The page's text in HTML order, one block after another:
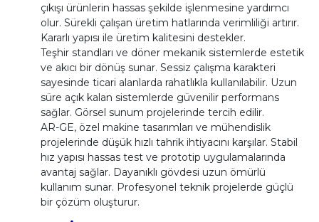
çıkışı ürünlerin hassas şekilde işlenmesine yardımcı
olur. Sürekli çalışan üretim hatlarında verimliliği artırır.
Kararlı yapısı ile üretim kalitesini destekler.
Teşhir standları ve döner mekanik sistemlerde estetik
ve akıcı bir dönüş sunar. Sessiz çalışma karakteri
sayesinde ticari alanlarda rahatlıkla kullanılabilir. Uzun
süre açık kalan sistemlerde güvenilir performans
sağlar. Görsel sunum projelerinde tercih edilir.
AR-GE, özel makine tasarımları ve mühendislik
projelerinde düşük hızlı tahrik ihtiyacını karşılar. Stabil
hız yapısı hassas test ve prototip uygulamalarında
avantaj sağlar. Dayanıklı gövdesi uzun ömürlü
kullanım sunar. Profesyonel teknik projelerde güçlü
bir çözüm oluşturur.